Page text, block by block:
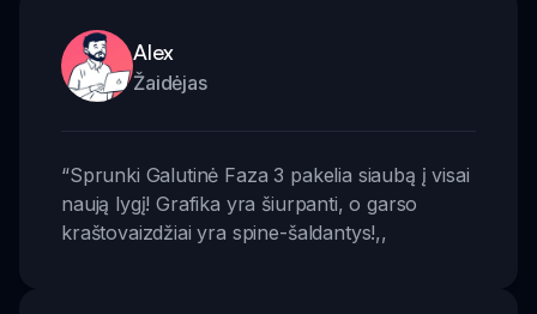
Alex
Žaidėjas
“Sprunki Galutinė Faza 3 pakelia siaubą į visai
naują lygį! Grafika yra šiurpanti, o garso
kraštovaizdžiai yra spine-šaldantys!,,